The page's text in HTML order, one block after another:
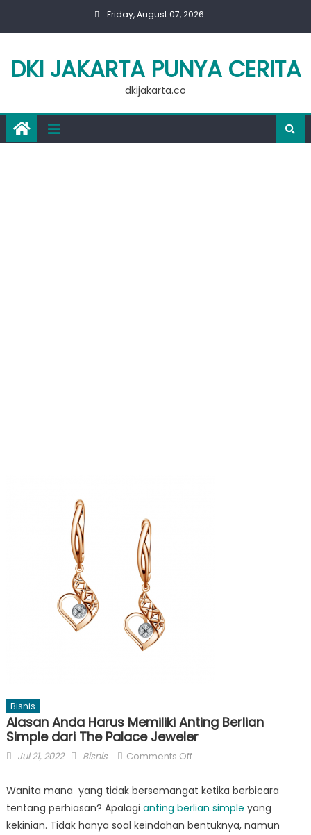
Friday, August 07, 2026
DKI JAKARTA PUNYA CERITA
dkijakarta.co
Bisnis
Alasan Anda Harus Memiliki Anting Berlian
Simple dari The Palace Jeweler
Posted
Jul 21, 2022 Author
Bisnis Comments Offon
Anda
Harus
Memiliki
Wanita mana yang tidak bersemangat ketika berbicara
tentang perhiasan? Apalagi anting berlian simple yang
kekinian. Tidak hanya soal keindahan bentuknya, namun